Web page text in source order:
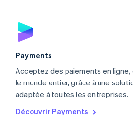
Payments
Acceptez des paiements en ligne,
le monde entier, grâce à une
adaptée à toutes les entreprises.
Découvrir Payments
Norvège
English
English
NederlandsEnglish
Pologne
English
PortuguêsEnglish